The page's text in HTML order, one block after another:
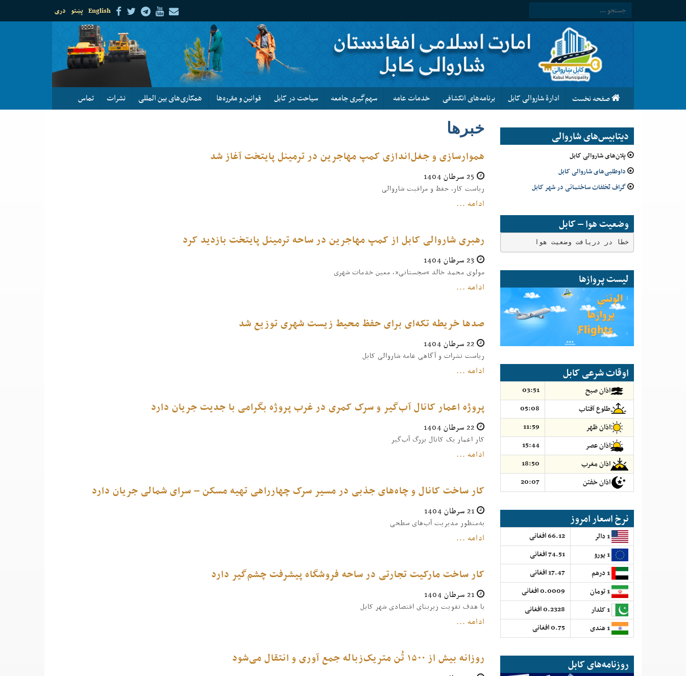
دری پښتو English
صفحه نخست ادارۀ شاروالی کابل برنامه‌های انکشافی خدمات عامه سهم‌گیری جامعه سیاحت در کابل قوانین و مقرره‌ها همکاری‌های بین المللی نشرات تماس
دیتابیس‌های شاروالی
پلان‌های شاروالی کابل
داوطلبی‌های شاروالی کابل
گراف تخلفات ساختمانی در شهر کابل
وضعیت هوا – کابل
خطا در دریافت وضعیت هوا
لیست پروازها
اوقات شرعی کابل
اذان صبح
03:51
طلوع آفتاب
05:08
اذان ظهر
11:59
اذان عصر
15:44
اذان مغرب
18:50
اذان خفتن
20:07
نرخ اسعار امروز
66.12 افغانی
74.51 افغانی
17.47 افغانی
0.0009 افغانی
0.2328 افغانی
0.75 افغانی
روزنامه‌های کابل
خبرها
هموارسازی و جغل‌اندازی کمپ مهاجرین در ترمینل پایتخت آغاز شد
ریاست کار، حفظ و مراقبت شاروالی
ادامه ...
رهبری شاروالی کابل از کمپ مهاجرین در ساحه ترمینل پایتخت بازدید کرد
مولوی محمد خالد “سجستانی”، معین خدمات شهری
ادامه ...
صدها خریطه‌ تکه‌ای برای حفظ محیط زیست شهری توزیع شد
ریاست نشرات و آگاهی عامه شاروالی کابل
ادامه ...
پروژه اعمار کانال آب‌گیر و سرک کمری در غرب پروژه بگرامی با جدیت جریان دارد
کار اعمار یک کانال بزرگ آب‌گیر
ادامه ...
کار ساخت کانال و چاه‌های جذبی در مسیر سرک چهارراهی تهیه مسکن – سرای شمالی جریان دارد
به‌منظور مدیریت آب‌های سطحی
ادامه ...
کار ساخت مارکیت تجارتی در ساحه فروشگاه پیشرفت چشم‌گیر دارد
با هدف تقویت زیربنای اقتصادی شهر کابل
ادامه ...
روزانه بیش از ۱۵۰۰ تُن متریک‌زباله جمع آوری و انتقال می‌شود